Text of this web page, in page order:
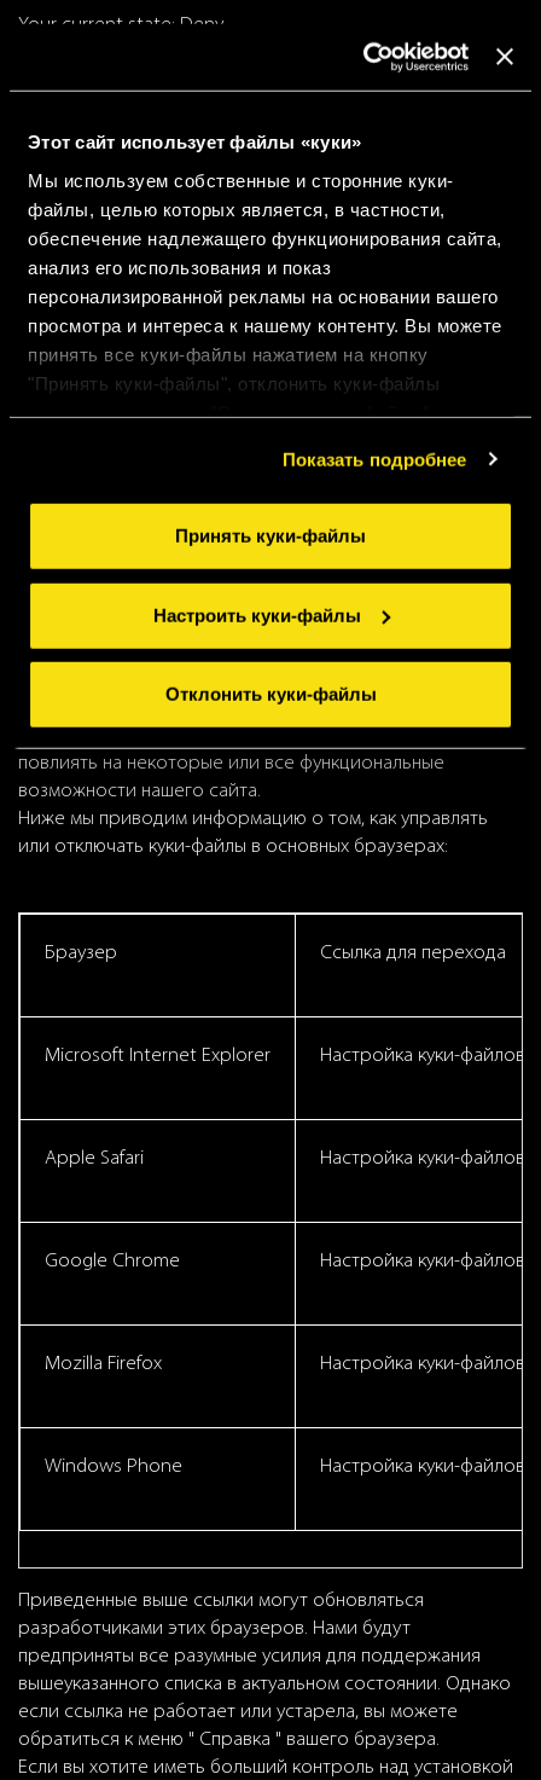
Этот сайт использует файлы «куки»
Мы используем собственные и сторонние куки-
файлы, целью которых является, в частности,
обеспечение надлежащего функционирования сайта,
анализ его использования и показ
персонализированной рекламы на основании вашего
просмотра и интереса к нашему контенту. Вы можете
принять все куки-файлы нажатием на кнопку
"Принять куки-файлы", отклонить куки-файлы
"Настроить куки-файлы". Для получения более
подробной информации ознакомьтесь с нашими
Правилами применения куки-файлов
Показать подробнее
Принять куки-файлы
Настроить куки-файлы
Отклонить куки-файлы
Your current state: Deny.
Cookiebot:
Кроме того, если пользователь хочет избежать
установки куки-файлов, он может активировать эту
функцию:
Частный просмотр, при котором ваш браузер
перестает сохранять историю просмотров, пароли
функции "без отслеживания", с помощью которой
например, предоставлять вам рекламу,
представляющую для вас интерес на посещаемых
Мы рекомендуем вам обратиться к разделу справки
различных вариантах управления куки-файлами.
повлиять на некоторые или все функциональные
возможности нашего сайта.
Ниже мы приводим информацию о том, как управлять
или отключать куки-файлы в основных браузерах:
Браузер Ссылка для перехода
Microsoft Internet Explorer Настройка куки-файлов
Apple Safari Настройка куки-файлов в
Google Chrome Настройка куки-файлов
Mozilla Firefox Настройка куки-файлов
Windows Phone Настройка куки-файлов
Приведенные выше ссылки могут обновляться
разработчиками этих браузеров. Нами будут
предприняты все разумные усилия для поддержания
вышеуказанного списка в актуальном состоянии. Однако
если ссылка не работает или устарела, вы можете
обратиться к меню " Справка " вашего браузера.
Если вы хотите иметь больший контроль над установкой